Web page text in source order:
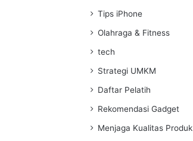
Tips iPhone
Olahraga & Fitness
tech
Strategi UMKM
Daftar Pelatih
Rekomendasi Gadget
Menjaga Kualitas Produk